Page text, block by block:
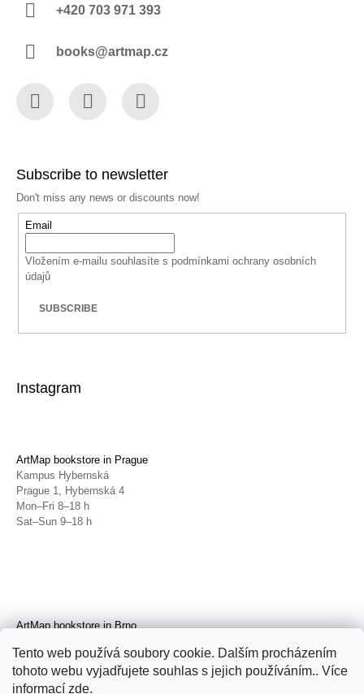
Tento web používá soubory cookie. Dalším procházením
tohoto webu vyjadřujete souhlas s jejich používáním.. Více
informací zde.
+420 703 971 393
books@artmap.cz
Subscribe to newsletter
Don't miss any news or discounts now!
Email
Vložením e-mailu souhlasíte s podmínkami ochrany osobních
údajů
SUBSCRIBE
Instagram
ArtMap bookstore in Prague
Kampus Hybernská
Prague 1, Hybernská 4
Mon–Fri 8–18 h
Sat–Sun 9–18 h
ArtMap bookstore in Brno
Brno, Radnická 4
Tue–Fri 11–19 h
Sat 14–19 h